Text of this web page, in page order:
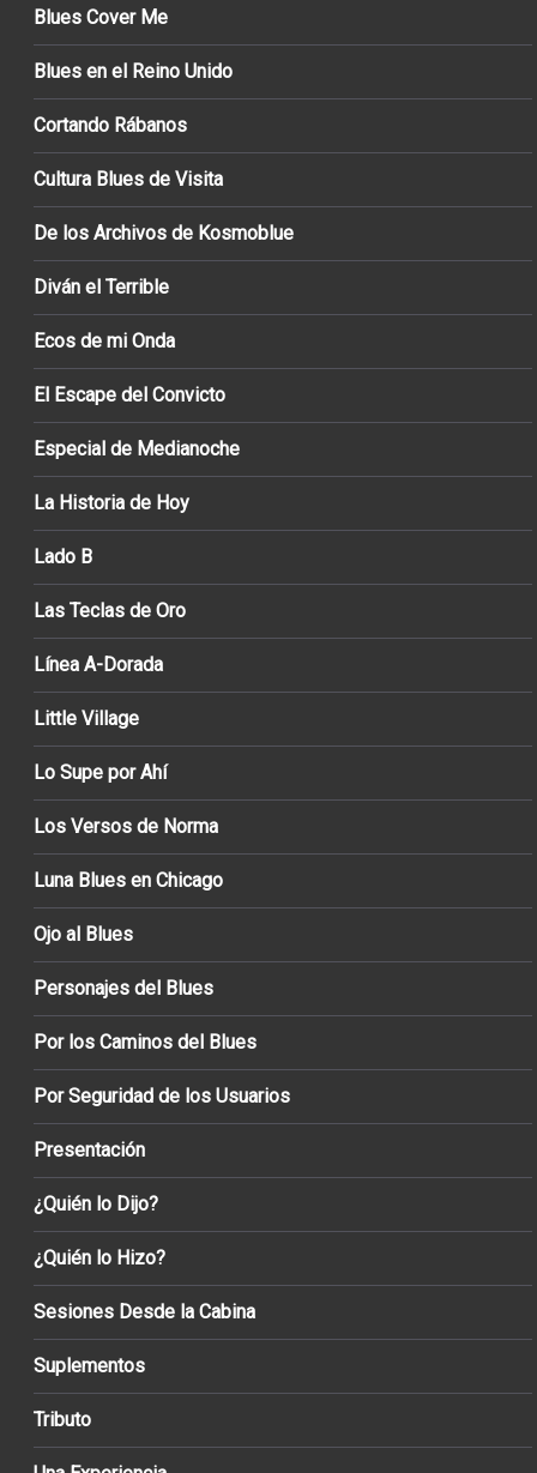
Blues Cover Me
Blues en el Reino Unido
Cortando Rábanos
Cultura Blues de Visita
De los Archivos de Kosmoblue
Diván el Terrible
Ecos de mi Onda
El Escape del Convicto
Especial de Medianoche
La Historia de Hoy
Lado B
Las Teclas de Oro
Línea A-Dorada
Little Village
Lo Supe por Ahí
Los Versos de Norma
Luna Blues en Chicago
Ojo al Blues
Personajes del Blues
Por los Caminos del Blues
Por Seguridad de los Usuarios
Presentación
¿Quién lo Dijo?
¿Quién lo Hizo?
Sesiones Desde la Cabina
Suplementos
Tributo